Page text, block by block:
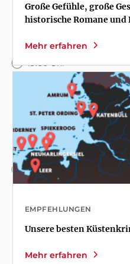
Sandra Lüpkes
Rüdersdorf bei Berlin
19:00 Uhr
Sandra Lüpkes
Kyritz
19:00 Uhr
05.11.2026
Sandra Lüpkes
Große Gefühle, große
historische Romane und
Mehr erfahren
EMPFEHLUNGEN
Unsere besten
Mehr erfahren